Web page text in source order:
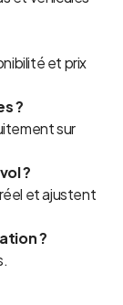
et prix
?
sur
?
et ajustent
?